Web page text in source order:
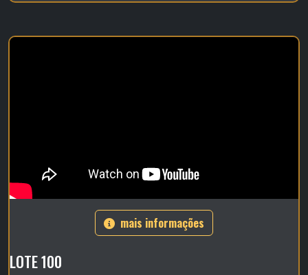
mais informações
LOTE 100